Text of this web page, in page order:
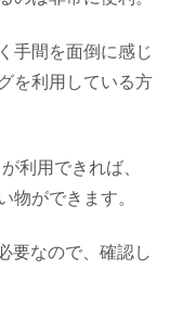
手間を面倒に感じ
を利用している方
利用できれば、
物ができます。
要なので、確認し